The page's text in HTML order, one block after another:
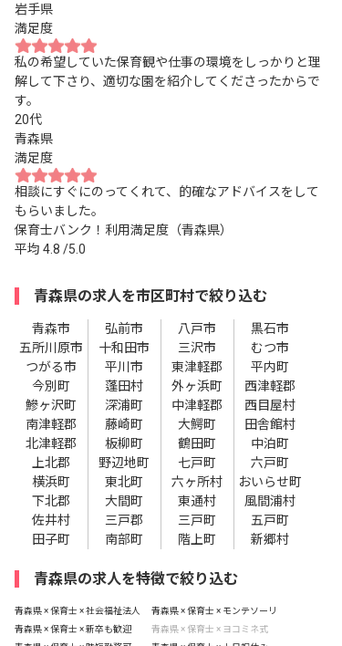
岩手県
満足度
私の希望していた保育観や仕事の環境をしっかりと理
解して下さり、適切な園を紹介してくださったからで
す。
20代
青森県
満足度
相談にすぐにのってくれて、的確なアドバイスをして
もらいました。
保育士バンク！利用満足度（青森県）
平均 4.8 /5.0
青森県の求人を市区町村で絞り込む
青森市 弘前市 八戸市
黒石市
五所川原市
十和田市 三沢市
むつ市
つがる市
平川市 東津軽郡
平内町
今別町
蓬田村 外ヶ浜町
西津軽郡
鰺ヶ沢町
深浦町 中津軽郡
西目屋村
南津軽郡
藤崎町 大鰐町
田舎館村
北津軽郡
板柳町 鶴田町
中泊町
上北郡
野辺地町 七戸町
六戸町
横浜町
東北町 六ヶ所村
おいらせ町
下北郡
大間町 東通村
風間浦村
佐井村
三戸郡 三戸町
五戸町
田子町
南部町 階上町 新郷村
青森県の求人を特徴で絞り込む
青森県 × 保育士 × 社会福祉法人
青森県 × 保育士 × モンテソーリ
青森県 × 保育士 × 新卒も歓迎
青森県 × 保育士 × ヨコミネ式